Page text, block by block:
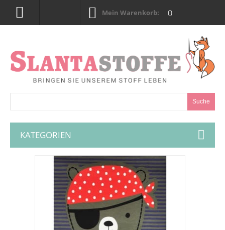
Mein Warenkorb: 0
Suche
KATEGORIEN